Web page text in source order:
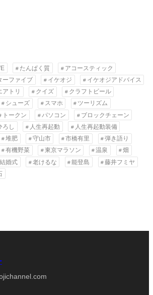
たんぱく質
アコースティック
ーファイブ イケオジ
イケオジアドバイス
アトリ クイズ
クラフトビール
シューズ スマホ
ツーリズム
トークン パソコン
ブロックチェーン
ろし 人生再起動
人生再起動装備
堆肥 守山市 市橋有里
弾き語り
有機野菜 東京マラソン 温泉
畑
結婚式 老けるな 能登島
藤井フミヤ